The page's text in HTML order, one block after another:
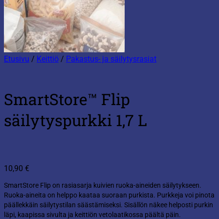
Etusivu / Keittiö / Pakastus- ja säilytysrasiat
SmartStore™ Flip
säilytyspurkki 1,7 L
10,90 €
SmartStore Flip on rasiasarja kuivien ruoka-aineiden säilytykseen.
Ruoka-aineita on helppo kaataa suoraan purkista. Purkkeja voi pinota
päällekkäin säilytystilan säästämiseksi. Sisällön näkee helposti purkin
läpi, kaapissa sivulta ja keittiön vetolaatikossa päältä päin.